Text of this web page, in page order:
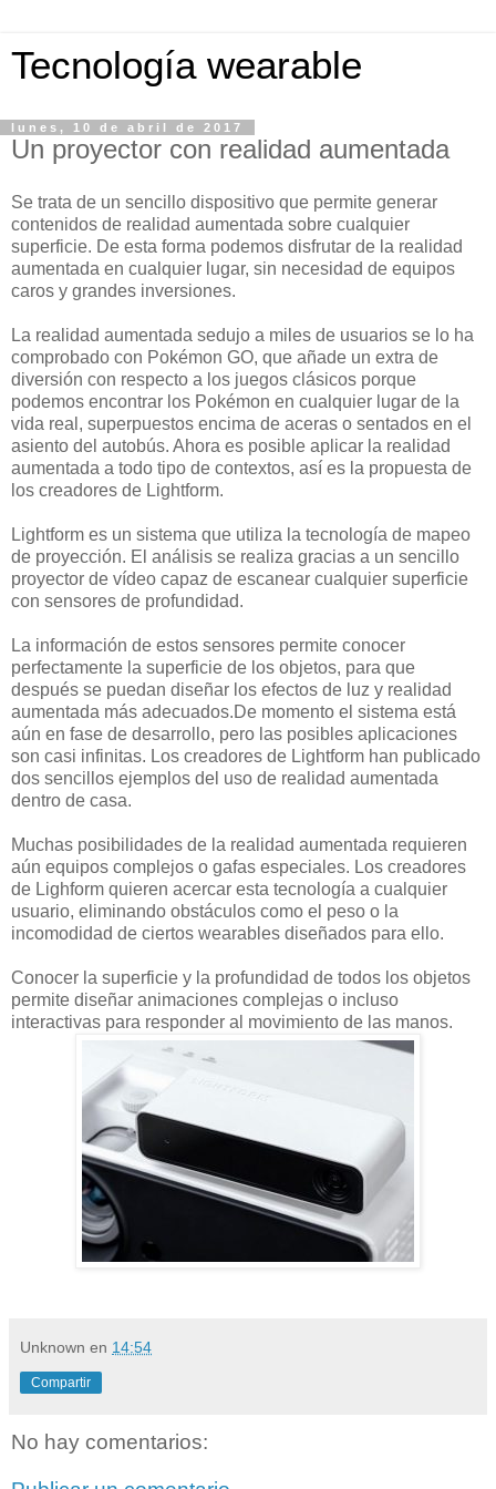
Tecnología wearable
lunes, 10 de abril de 2017
Un proyector con realidad aumentada
Se trata de un sencillo dispositivo que permite generar
contenidos de realidad aumentada sobre cualquier
superficie. De esta forma podemos disfrutar de la realidad
aumentada en cualquier lugar, sin necesidad de equipos
caros y grandes inversiones.
La realidad aumentada sedujo a miles de usuarios se lo ha
comprobado con Pokémon GO, que añade un extra de
diversión con respecto a los juegos clásicos porque
podemos encontrar los Pokémon en cualquier lugar de la
vida real, superpuestos encima de aceras o sentados en el
asiento del autobús. Ahora es posible aplicar la realidad
aumentada a todo tipo de contextos, así es la propuesta de
los creadores de Lightform.
Lightform es un sistema que utiliza la tecnología de mapeo
de proyección. El análisis se realiza gracias a un sencillo
proyector de vídeo capaz de escanear cualquier superficie
con sensores de profundidad.
La información de estos sensores permite conocer
perfectamente la superficie de los objetos, para que
después se puedan diseñar los efectos de luz y realidad
aumentada más adecuados.De momento el sistema está
aún en fase de desarrollo, pero las posibles aplicaciones
son casi infinitas. Los creadores de Lightform han publicado
dos sencillos ejemplos del uso de realidad aumentada
dentro de casa.
Muchas posibilidades de la realidad aumentada requieren
aún equipos complejos o gafas especiales. Los creadores
de Lighform quieren acercar esta tecnología a cualquier
usuario, eliminando obstáculos como el peso o la
incomodidad de ciertos wearables diseñados para ello.
Conocer la superficie y la profundidad de todos los objetos
permite diseñar animaciones complejas o incluso
interactivas para responder al movimiento de las manos.
Unknown en 14:54
Compartir
No hay comentarios: